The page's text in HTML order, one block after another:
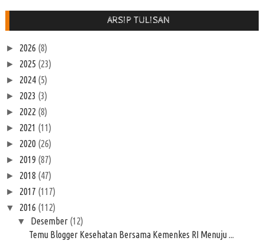
ARSIP TULISAN
► 2026 (8)
► 2025 (23)
► 2024 (5)
► 2023 (3)
► 2022 (8)
► 2021 (11)
► 2020 (26)
► 2019 (87)
► 2018 (47)
► 2017 (117)
▼ 2016 (112)
▼ Desember (12)
Temu Blogger Kesehatan Bersama Kemenkes RI Menuju ...